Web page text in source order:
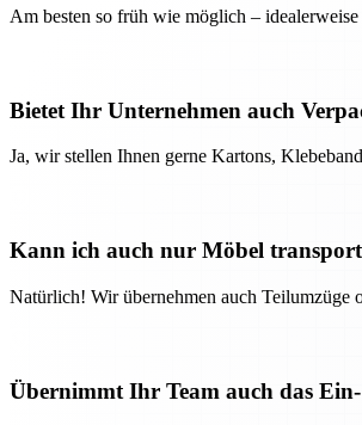
Am besten so früh wie möglich –
Bietet Ihr Unternehmen auch
Ja, wir stellen Ihnen gerne Kartons,
Kann ich auch nur Möbel
Natürlich! Wir übernehmen auch Teilumzüge
Übernimmt Ihr Team auch das